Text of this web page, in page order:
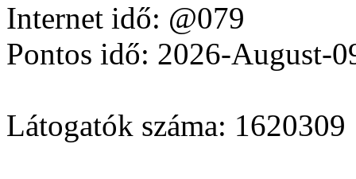
Internet idő: @079
Pontos idő: 2026-August-
Látogatók száma: 1620309